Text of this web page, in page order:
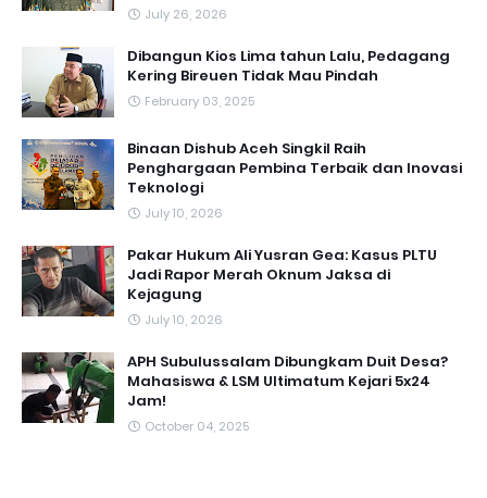
July 26, 2026
Dibangun Kios Lima tahun Lalu, Pedagang
Kering Bireuen Tidak Mau Pindah
February 03, 2025
Binaan Dishub Aceh Singkil Raih
Penghargaan Pembina Terbaik dan Inovasi
Teknologi
July 10, 2026
Pakar Hukum Ali Yusran Gea: Kasus PLTU
Jadi Rapor Merah Oknum Jaksa di
Kejagung
July 10, 2026
APH Subulussalam Dibungkam Duit Desa?
Mahasiswa & LSM Ultimatum Kejari 5x24
Jam!
October 04, 2025